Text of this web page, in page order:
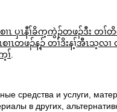
ၢၤ ပှၤနီၢ်ခိက့ကွဲၣ်တဖၣ်ဒီး တၢ်တိ
ၢၤတဖၣ်န့ၣ် တၢ်ဒိးန့ၢ်အီၤသ့လ
ၢ်
средства и услуги,
в других,